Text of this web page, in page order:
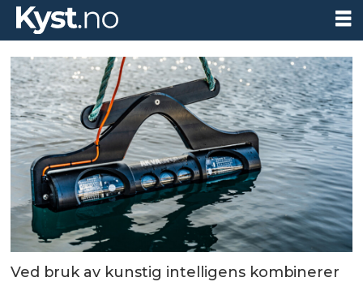
Ved bruk av kunstig intelligens kombinerer